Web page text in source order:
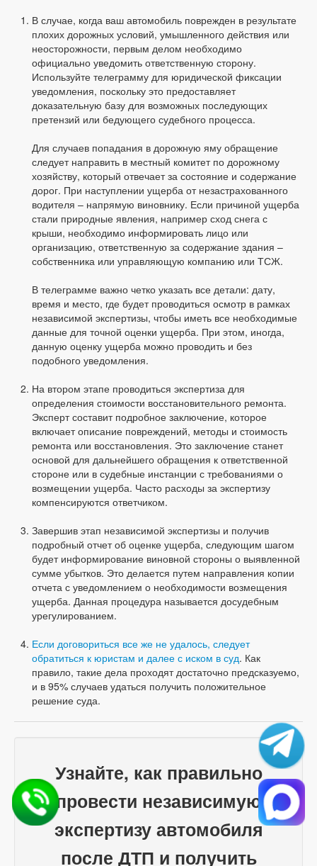
В случае, когда ваш автомобиль поврежден в результате
плохих дорожных условий, умышленного действия или
неосторожности, первым делом необходимо
официально уведомить ответственную сторону.
Используйте телеграмму для юридической фиксации
уведомления, поскольку это предоставляет
доказательную базу для возможных последующих
претензий или бедующего судебного процесса.
Для случаев попадания в дорожную яму обращение
следует направить в местный комитет по дорожному
хозяйству, который отвечает за состояние и содержание
дорог. При наступлении ущерба от незастрахованного
водителя – напрямую виновнику. Если причиной ущерба
стали природные явления, например сход снега с
крыши, необходимо информировать лицо или
организацию, ответственную за содержание здания –
собственника или управляющую компанию или ТСЖ.
В телеграмме важно четко указать все детали: дату,
время и место, где будет проводиться осмотр в рамках
независимой экспертизы, чтобы иметь все необходимые
данные для точной оценки ущерба. При этом, иногда,
данную оценку ущерба можно проводить и без
подобного уведомления.
На втором этапе проводиться экспертиза для
определения стоимости восстановительного ремонта.
Эксперт составит подробное заключение, которое
включает описание повреждений, методы и стоимость
ремонта или восстановления. Это заключение станет
основой для дальнейшего обращения к ответственной
стороне или в судебные инстанции с требованиями о
возмещении ущерба. Часто расходы за экспертизу
компенсируются ответчиком.
Завершив этап независимой экспертизы и получив
подробный отчет об оценке ущерба, следующим шагом
будет информирование виновной стороны о выявленной
сумме убытков. Это делается путем направления копии
отчета с уведомлением о необходимости возмещения
ущерба. Данная процедура называется досудебным
урегулированием.
Если договориться все же не удалось, следует
обратиться к юристам и далее с иском в суд. Как
правило, такие дела проходят достаточно предсказуемо,
и в 95% случаев удаться получить положительное
решение суда.
Узнайте, как правильно
провести независимую
экспертизу автомобиля
после ДТП и получить